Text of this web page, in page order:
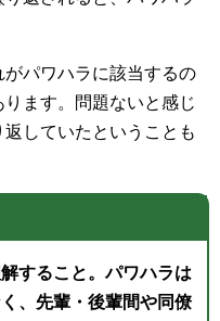
パワハラに該当するの
ます。問題ないと感じ
していたということも
すること。パワハラは
、先輩・後輩間や同僚